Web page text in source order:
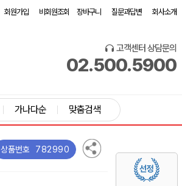
회원가입 비회원조회 장바구니 질문과답변 회사소개
고객센터 상담문의
02.500.5900
가나다순 맞춤검색
상품번호 782990